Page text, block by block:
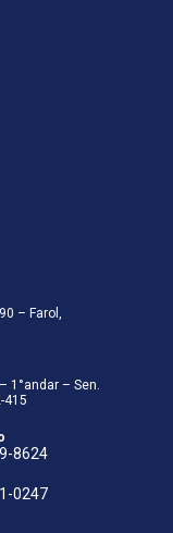
– Farol,
1°andar – Sen.
415
8624
0247